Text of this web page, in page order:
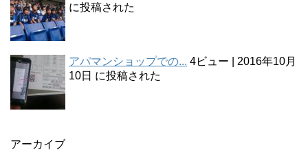
に投稿された
アパマンショップでの... 4ビュー
2016年10月
10日 に投稿された
アーカイブ